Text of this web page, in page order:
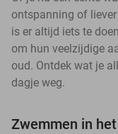
ontspanning of
is er altijd iets te
om hun veelzijdige
oud. Ontdek wat je
dagje weg.
Zwemmen in